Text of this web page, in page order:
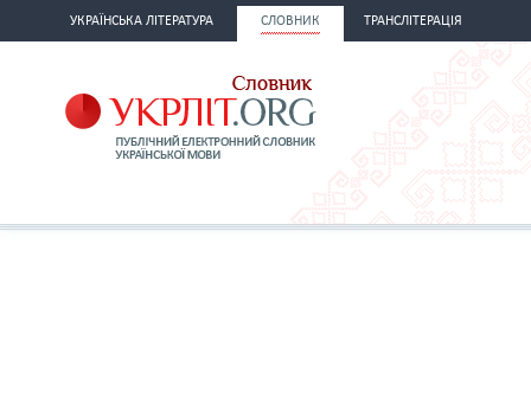
УКРАЇНСЬКА ЛІТЕРАТУРА СЛОВНИК ТРАНСЛІТЕРАЦІЯ